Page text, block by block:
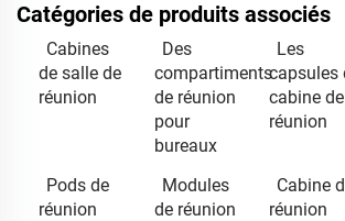
Catégories de produits associés
Cabines
de salle de
réunion
Des
compartiments
de réunion
pour
bureaux
Les
capsules
cabine de
réunion
Pods de
réunion
Modules
de réunion
Cabine
réunion